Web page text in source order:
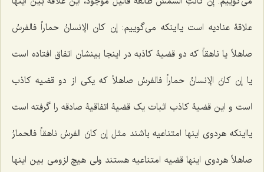
علاقۀ عنادیه است یااینکه مى‌گوییم:إن کان الإنسانُ حماراً فالفرسُ
صاهلاً یاناهقاً که دو قضیۀ کاذبه در اینجا بینشان اتفاق افتاده است
یاإن کانَ الإنسانُ حماراً فالفرسُ صاهلاً که یکى از دو قضیه کاذب
است و این قضیۀ کاذب اثبات یک قضیۀ اتفاقیۀ صادقه را گرفته است
یااینکه هردوى اینها امتناعیه باشند مثل إن کانَ الفرسُ ناهقاً فالحمارُ
صاهلاً هردوى اینها قضیه امتناعیه هستند ولى هیچ لزومى بین اینها